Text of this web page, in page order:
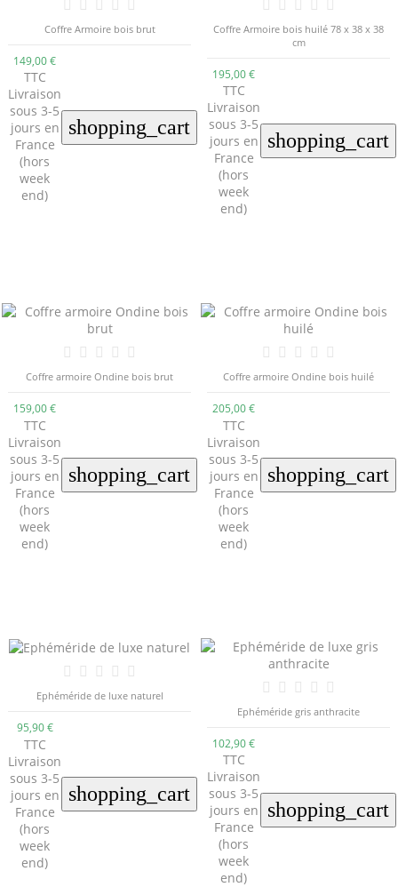
Coffre Armoire bois brut
149,00 €
TTC
Livraison
sous 3-5
jours en
France
(hors
week
end)
shopping_cart
Coffre Armoire bois huilé 78 x 38 x 38
cm
195,00 €
TTC
Livraison
sous 3-5
jours en
France
(hors
week
end)
shopping_cart
Coffre armoire Ondine bois brut
159,00 €
TTC
Livraison
sous 3-5
jours en
France
(hors
week
end)
shopping_cart
Coffre armoire Ondine bois huilé
205,00 €
TTC
Livraison
sous 3-5
jours en
France
(hors
week
end)
shopping_cart
Ephéméride de luxe naturel
95,90 €
TTC
Livraison
sous 3-5
jours en
France
(hors
week
end)
shopping_cart
Ephéméride gris anthracite
102,90 €
TTC
Livraison
sous 3-5
jours en
France
(hors
week
end)
shopping_cart